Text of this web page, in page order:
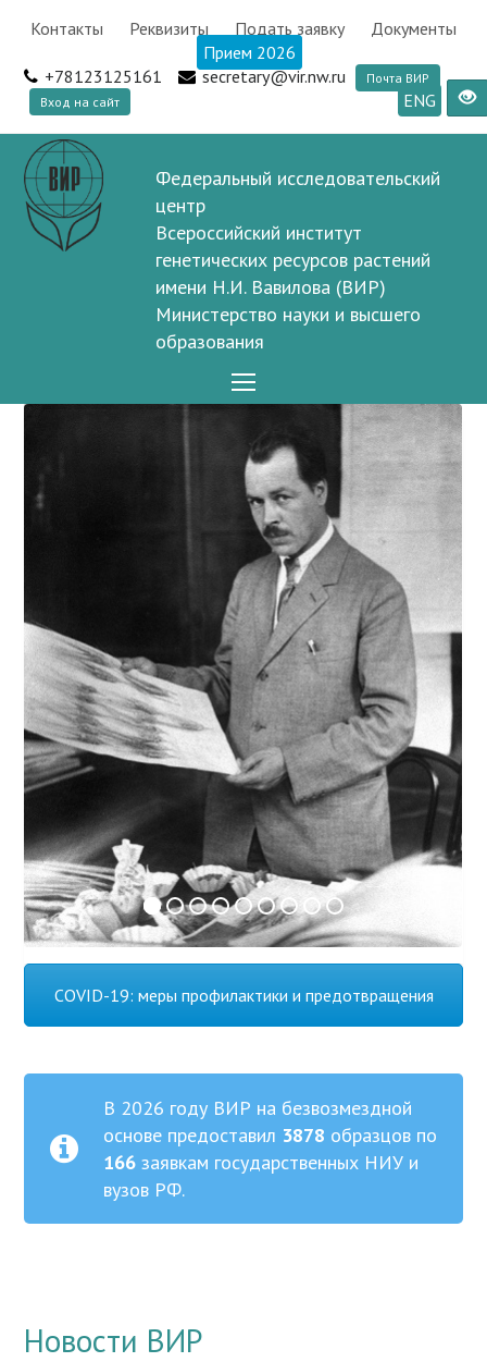
Контакты Реквизиты Подать заявку
Документы
Прием 2026
+78123125161
secretary@vir.nw.ru
Почта ВИР
Вход на сайт
ENG
Федеральный исследовательский
центр
Всероссийский институт
генетических ресурсов растений
имени Н.И. Вавилова (ВИР)
Министерство науки и высшего
образования
Menu
COVID-19: меры профилактики и предотвращения
В 2026 году ВИР на безвозмездной
основе предоставил 3878 образцов по
166 заявкам государственных НИУ и
вузов РФ.
Новости ВИР